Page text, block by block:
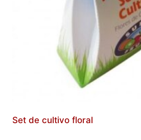
Set de cultivo floral